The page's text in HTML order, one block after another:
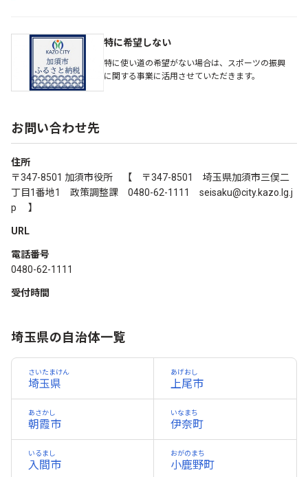
特に希望しない
特に使い道の希望がない場合は、スポーツの振興
に関する事業に活用させていただきます。
お問い合わせ先
住所
〒347-8501 加須市役所 【 〒347-8501 埼玉県加須市三俣二
丁目1番地1 政策調整課 0480-62-1111 seisaku@city.kazo.lg.j
p 】
URL
電話番号
0480-62-1111
受付時間
埼玉県の自治体一覧
埼玉県
さいたまけん
上尾市
あげおし
朝霞市
あさかし
伊奈町
いなまち
入間市
いるまし
小鹿野町
おがのまち